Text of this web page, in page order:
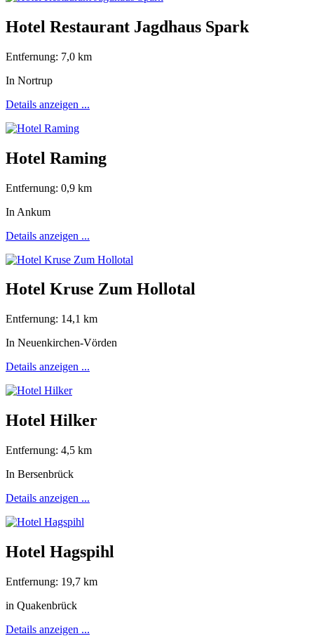
Hotel Restaurant Jagdhaus Spark
Entfernung: 7,0 km
In Nortrup
Details anzeigen ...
Hotel Raming
Entfernung: 0,9 km
In Ankum
Details anzeigen ...
Hotel Kruse Zum Hollotal
Entfernung: 14,1 km
In Neuenkirchen-Vörden
Details anzeigen ...
Hotel Hilker
Entfernung: 4,5 km
In Bersenbrück
Details anzeigen ...
Hotel Hagspihl
Entfernung: 19,7 km
in Quakenbrück
Details anzeigen ...